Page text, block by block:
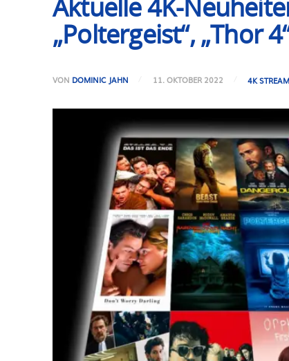
Aktuelle 4K-
„Poltergeist“, „Thor
VON DOMINIC JAHN 11. OKTOBER 2022 4K